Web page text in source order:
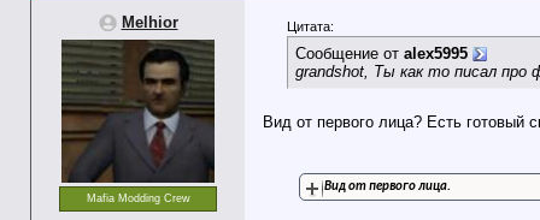
Melhior
Mafia Modding Crew
Цитата:
Сообщение от alex5995
grandshot, Ты как то писал про
Вид от первого лица? Есть готовый
Вид от первого лица.